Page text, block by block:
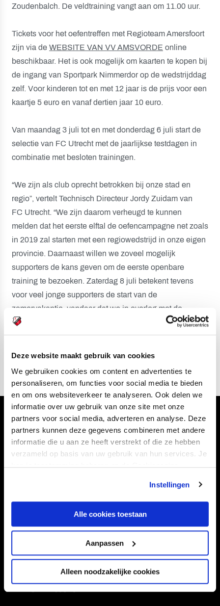
Deze website maakt gebruik van cookies
We gebruiken cookies om content en advertenties te
personaliseren, om functies voor social media te bieden
en om ons websiteverkeer te analyseren. Ook delen we
informatie over uw gebruik van onze site met onze
partners voor social media, adverteren en analyse. Deze
partners kunnen deze gegevens combineren met andere
informatie die u aan ze heeft verstrekt of die ze hebben
verzameld op basis van uw gebruik van hun services. Je
kan je toestemming beheren op de Cookiepagina.
Instellingen
Alle cookies toestaan
Aanpassen
Alleen noodzakelijke cookies
Zoudenbalch. De veldtraining vangt aan om 11.00 uur.
Tickets voor het oefentreffen met Regioteam Amersfoort
zijn via de WEBSITE VAN VV AMSVORDE online
beschikbaar. Het is ook mogelijk om kaarten te kopen bij
de ingang van Sportpark Nimmerdor op de wedstrijddag
zelf. Voor kinderen tot en met 12 jaar is de prijs voor een
kaartje 5 euro en vanaf dertien jaar 10 euro.
Van maandag 3 juli tot en met donderdag 6 juli start de
selectie van FC Utrecht met de jaarlijkse testdagen in
combinatie met besloten trainingen.
“We zijn als club oprecht betrokken bij onze stad en
regio”, vertelt Technisch Directeur Jordy Zuidam van
FC Utrecht. “We zijn daarom verheugd te kunnen
melden dat het eerste elftal de oefencampagne net zoals
in 2019 zal starten met een regiowedstrijd in onze eigen
provincie. Daarnaast willen we zoveel mogelijk
supporters de kans geven om de eerste openbare
training te bezoeken. Zaterdag 8 juli betekent tevens
voor veel jonge supporters de start van de
zomervakantie, vandaar dat we in overleg met de
technische staf besloten hebben die dag de eerste
publieke training van het nieuwe seizoen te organiseren
Volg ons ook via
STADION
KAARTVERKOOP
BUSINESS